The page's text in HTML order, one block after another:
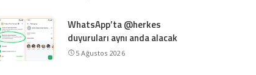
WhatsApp’ta @herkes
duyuruları aynı anda alacak
5 Ağustos 2026